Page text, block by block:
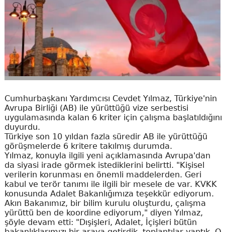
Cumhurbaşkanı Yardımcısı Cevdet Yılmaz, Türkiye'nin
Avrupa Birliği (AB) ile yürüttüğü vize serbestisi
uygulamasında kalan 6 kriter için çalışma başlatıldığını
duyurdu.
Türkiye son 10 yıldan fazla süredir AB ile yürüttüğü
görüşmelerde 6 kritere takılmış durumda.
Yılmaz, konuyla ilgili yeni açıklamasında Avrupa'dan
da siyasi irade görmek istediklerini belirtti. "Kişisel
verilerin korunması en önemli maddelerden. Geri
kabul ve terör tanımı ile ilgili bir mesele de var. KVKK
konusunda Adalet Bakanlığımıza teşekkür ediyorum.
Akın Bakanımız, bir bilim kurulu oluşturdu, çalışma
yürüttü ben de koordine ediyorum," diyen Yılmaz,
şöyle devam etti: "Dışişleri, Adalet, İçişleri bütün